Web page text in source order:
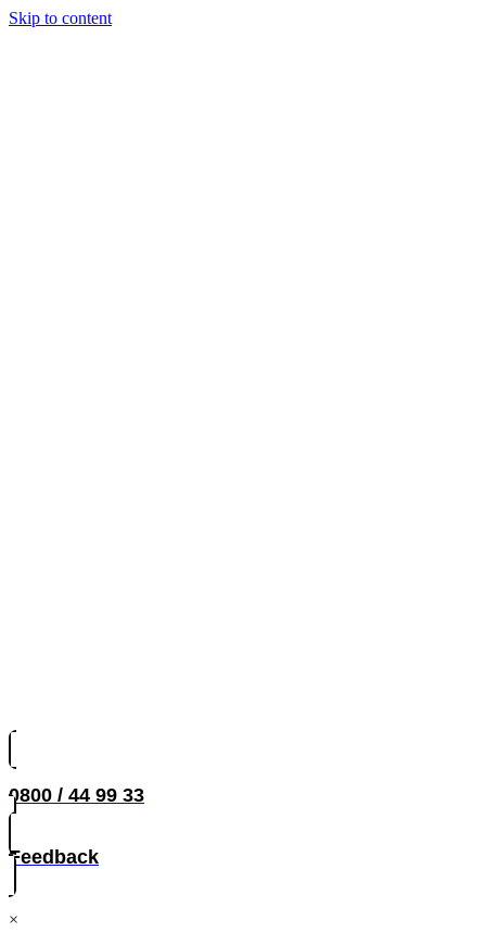
Skip to content
0800 / 44 99 33
Feedback
×